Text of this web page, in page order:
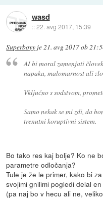
wasd
::22. avg 2017, 15:39
Superboyy je21. avg 2017 ob
AI bi moral zamenjati
napaka, malomarnost ali
Vključno s sodstvom,
Samo nekak se mi zdi, da
trenutni koruptivni sistem.
Bo tako res kaj bolje? Ko ne
parametre odločanja?
Tule je že le primer, kako bi
svojimi gnilimi pogledi delal
(pa naj bo v hecu ali ne,